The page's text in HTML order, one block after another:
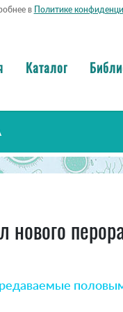
в Политике
Каталог